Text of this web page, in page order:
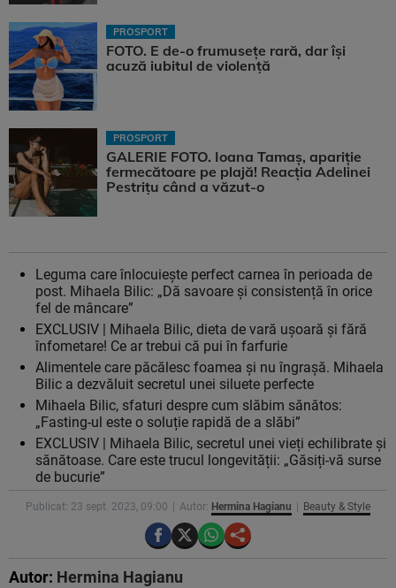
PROSPORT
FOTO. E de-o frumusețe rară, dar își
acuză iubitul de violență
PROSPORT
GALERIE FOTO. Ioana Tamaş, apariție
fermecătoare pe plajă! Reacția Adelinei
Pestrițu când a văzut-o
Leguma care înlocuiește perfect carnea în perioada de
post. Mihaela Bilic: „Dă savoare și consistență în orice
fel de mâncare”
EXCLUSIV | Mihaela Bilic, dieta de vară ușoară și fără
înfometare! Ce ar trebui că pui în farfurie
Alimentele care păcălesc foamea și nu îngrașă. Mihaela
Bilic a dezvăluit secretul unei siluete perfecte
Mihaela Bilic, sfaturi despre cum slăbim sănătos:
„Fasting-ul este o soluție rapidă de a slăbi”
EXCLUSIV | Mihaela Bilic, secretul unei vieți echilibrate și
sănătoase. Care este trucul longevității: „Găsiți-vă surse
de bucurie”
Publicat: 23 sept. 2023, 09:00 Autor: Hermina Hagianu Beauty & Style
Autor: Hermina Hagianu